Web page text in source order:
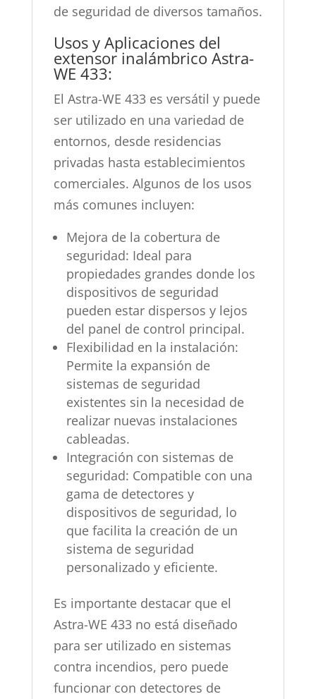
de seguridad de diversos tamaños.
Usos y Aplicaciones del
extensor inalámbrico Astra-
WE 433:
El Astra-WE 433 es versátil y puede
ser utilizado en una variedad de
entornos, desde residencias
privadas hasta establecimientos
comerciales. Algunos de los usos
más comunes incluyen:
Mejora de la cobertura de
seguridad: Ideal para
propiedades grandes donde los
dispositivos de seguridad
pueden estar dispersos y lejos
del panel de control principal.
Flexibilidad en la instalación:
Permite la expansión de
sistemas de seguridad
existentes sin la necesidad de
realizar nuevas instalaciones
cableadas.
Integración con sistemas de
seguridad: Compatible con una
gama de detectores y
dispositivos de seguridad, lo
que facilita la creación de un
sistema de seguridad
personalizado y eficiente.
Es importante destacar que el
Astra-WE 433 no está diseñado
para ser utilizado en sistemas
contra incendios, pero puede
funcionar con detectores de